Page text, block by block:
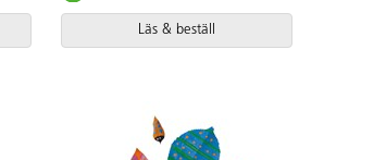
Läs & beställ